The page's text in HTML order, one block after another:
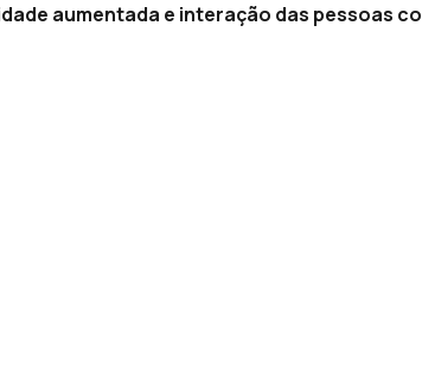
aumentada e interação das pessoas